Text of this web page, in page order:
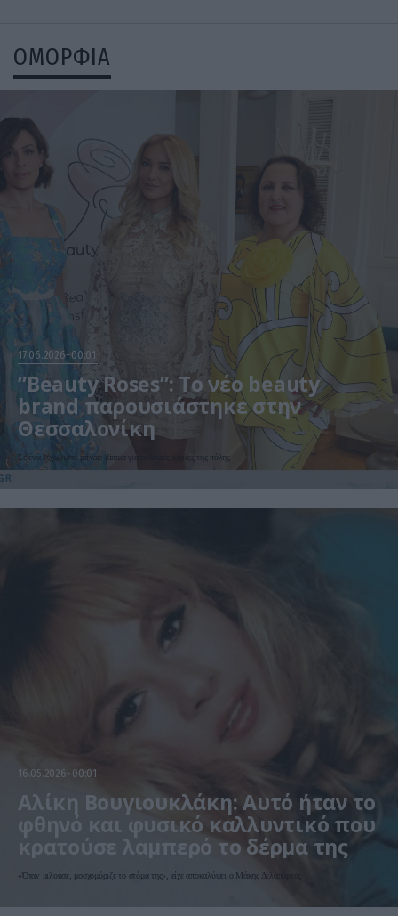
ΟΜΟΡΦΙΑ
17.06.2026 00:01
”Beauty Roses”: Το νέο beauty
brand παρουσιάστηκε στην
Θεσσαλονίκη
Σε ένα ξεχωριστό private dinner για εκλεκτές κυρίες της πόλης
16.05.2026 00:01
Αλίκη Βουγιουκλάκη: Αυτό ήταν το
φθηνό και φυσικό καλλυντικό που
κρατούσε λαμπερό το δέρμα της
«Όταν μιλούσε, μοσχομύριζε το στόμα της», είχε αποκαλύψει ο Μάκης Δελαπόρτας